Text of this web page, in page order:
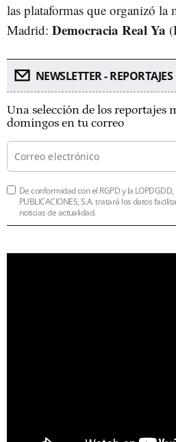
las plataformas que organizó la
Madrid: Democracia Real Ya
NEWSLETTER - REPORTAJES
Una selección de los reportajes
domingos en tu correo
De conformidad con el RGPD y la LOPDGDD,
PUBLICACIONES, S.A. tratará los datos
noticias de actualidad.